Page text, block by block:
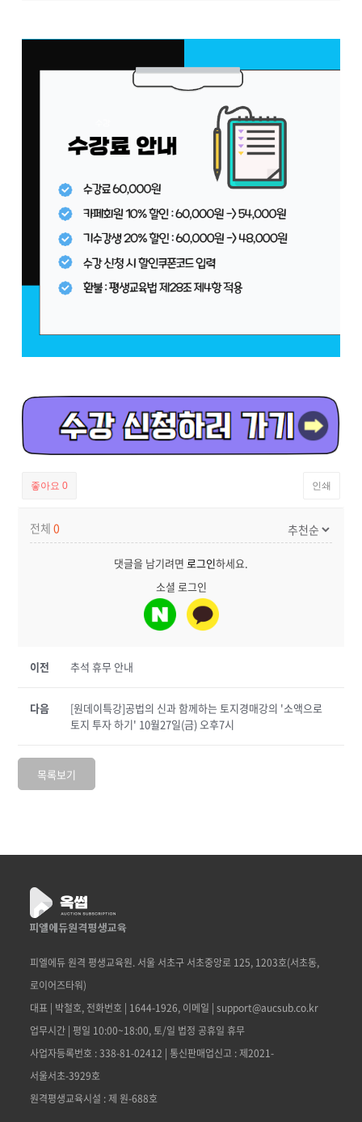
좋아요0 인쇄
전체0
댓글을 남기려면 로그인하세요.
소셜 로그인
이전 추석 휴무 안내
[원데이특강]공법의 신과 함께하는 토지경매강의 '소액으로
토지 투자 하기' 10월27일(금) 오후7시
다음
목록보기
피엘에듀 원격 평생교육원. 서울 서초구 서초중앙로 125, 1203호(서초동,
로이어즈타워)
대표 | 박철호, 전화번호 | 1644-1926, 이메일 | support@aucsub.co.kr
업무시간 | 평일 10:00~18:00, 토/일 법정 공휴일 휴무
사업자등록번호 : 338-81-02412 | 통신판매업신고 : 제2021-
서울서초-3929호
원격평생교육시설 : 제 원-688호